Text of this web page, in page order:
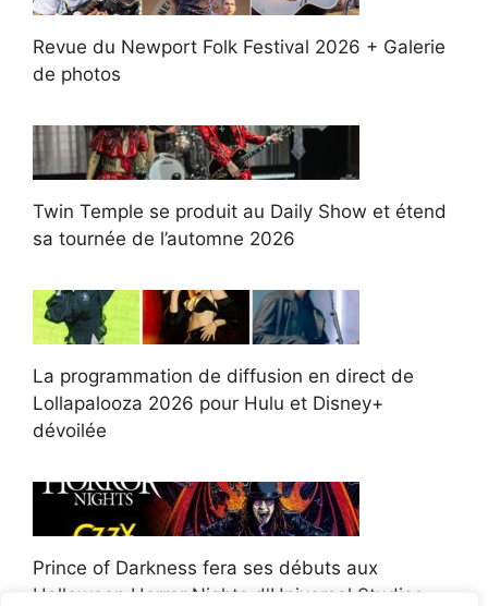
Revue du Newport Folk Festival 2026 + Galerie
de photos
Twin Temple se produit au Daily Show et étend
sa tournée de l’automne 2026
La programmation de diffusion en direct de
Lollapalooza 2026 pour Hulu et Disney+
dévoilée
Prince of Darkness fera ses débuts aux
Halloween Horror Nights d'Universal Studios